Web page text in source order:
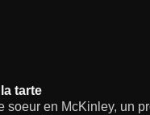
tarte
soeur en McKinley, un